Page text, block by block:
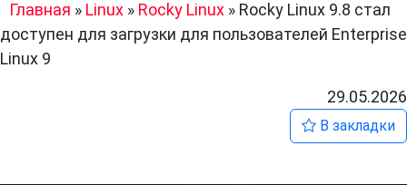
Главная » Linux » Rocky Linux » Rocky Linux 9.8 стал
доступен для загрузки для пользователей Enterprise
Linux 9
29.05.2026
В закладки